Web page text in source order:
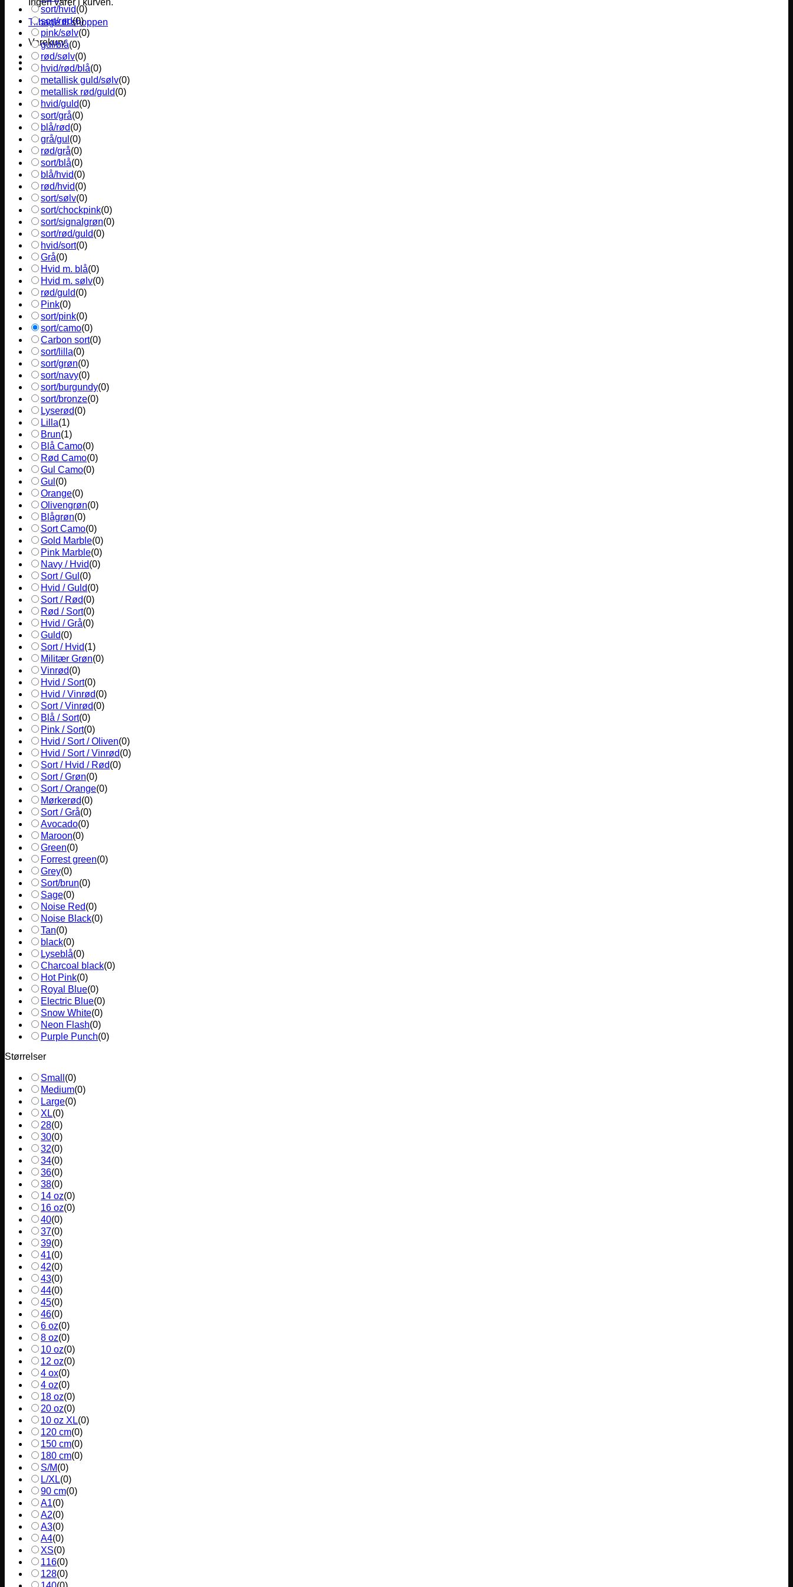
Ingen varer i kurven.
Tilbage til shoppen
Varekurv
sort/hvid(0)
sort/rød(0)
pink/sølv(0)
gul/blå(0)
rød/sølv(0)
hvid/rød/blå(0)
metallisk guld/sølv(0)
metallisk rød/guld(0)
hvid/guld(0)
sort/grå(0)
blå/rød(0)
grå/gul (0)
rød/grå(0)
sort/blå(0)
blå/hvid(0)
rød/hvid(0)
sort/sølv(0)
sort/chockpink(0)
sort/signalgrøn(0)
sort/rød/guld(0)
hvid/sort(0)
Grå(0)
Hvid m. blå(0)
Hvid m. sølv(0)
rød/guld(0)
Pink(0)
sort/pink(0)
sort/camo(0)
Carbon sort(0)
sort/lilla(0)
sort/grøn(0)
sort/navy(0)
sort/burgundy(0)
sort/bronze(0)
Lyserød(0)
Lilla(1)
Brun(1)
Blå Camo(0)
Rød Camo(0)
Gul Camo(0)
Gul (0)
Orange(0)
Olivengrøn(0)
Blågrøn(0)
Sort Camo(0)
Gold Marble(0)
Pink Marble(0)
Navy / Hvid(0)
Sort / Gul (0)
Hvid / Guld(0)
Sort / Rød(0)
Rød / Sort(0)
Hvid / Grå(0)
Guld(0)
Sort / Hvid(1)
Militær Grøn(0)
Vinrød(0)
Hvid / Sort(0)
Hvid / Vinrød(0)
Sort / Vinrød(0)
Blå / Sort(0)
Pink / Sort(0)
Hvid / Sort / Oliven(0)
Hvid / Sort / Vinrød(0)
Sort / Hvid / Rød(0)
Sort / Grøn(0)
Sort / Orange(0)
Mørkerød(0)
Sort / Grå(0)
Avocado(0)
Maroon(0)
Green(0)
Forrest green(0)
Grey(0)
Sort/brun(0)
Sage(0)
Noise Red(0)
Noise Black(0)
Tan(0)
black(0)
Lyseblå(0)
Charcoal black(0)
Hot Pink(0)
Royal Blue(0)
Electric Blue(0)
Snow White(0)
Neon Flash(0)
Purple Punch(0)
Størrelser
Small (0)
Medium(0)
Large(0)
XL(0)
28(0)
30(0)
32(0)
34(0)
36(0)
38(0)
14 oz(0)
16 oz(0)
40(0)
37(0)
39(0)
41(0)
42(0)
43(0)
44(0)
45(0)
46(0)
6 oz(0)
8 oz(0)
10 oz(0)
12 oz(0)
4 ox(0)
4 oz(0)
18 oz(0)
20 oz(0)
10 oz XL(0)
120 cm(0)
150 cm(0)
180 cm(0)
S/M(0)
L/XL(0)
90 cm(0)
A1(0)
A2(0)
A3(0)
A4(0)
XS(0)
116(0)
128(0)